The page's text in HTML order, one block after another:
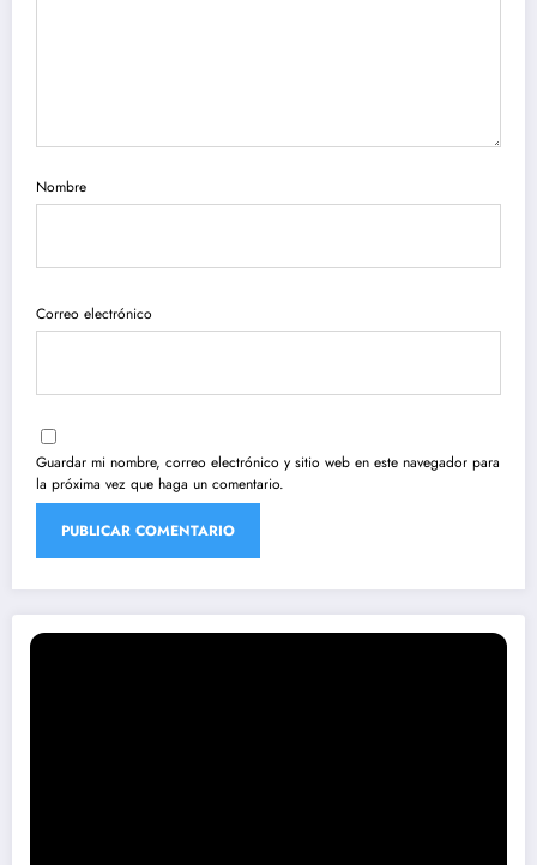
Nombre
Correo electrónico
Guardar mi nombre, correo electrónico y sitio web en este navegador para
la próxima vez que haga un comentario.